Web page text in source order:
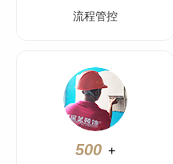
流程管控
500 +